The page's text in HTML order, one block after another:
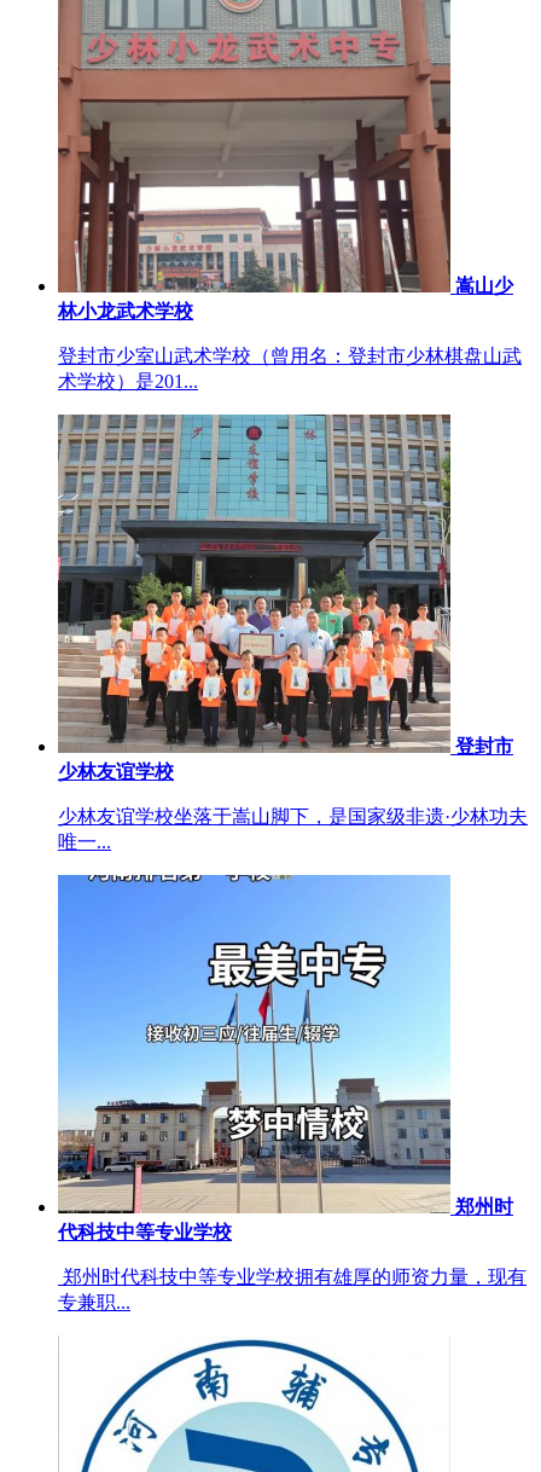
嵩山少
林小龙武术学校
登封市少室山武术学校（曾用名：登封市少林棋盘山武
术学校）是201...
登封市
少林友谊学校
少林友谊学校坐落于嵩山脚下，是国家级非遗·少林功夫
唯一...
郑州时
代科技中等专业学校
郑州时代科技中等专业学校拥有雄厚的师资力量，现有
专兼职...